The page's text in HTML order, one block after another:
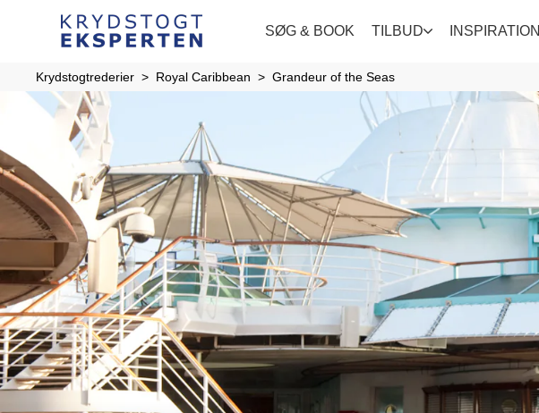
SØG & BOOK TILBUD INSPIRATION
Krydstogtrederier Royal Caribbean Grandeur of the Seas